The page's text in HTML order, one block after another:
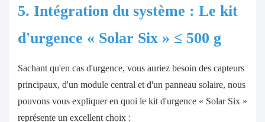
5. Intégration du système : Le kit
d'urgence « Solar Six » ≤ 500 g
Sachant qu'en cas d'urgence, vous auriez besoin des capteurs
principaux, d'un module central et d'un panneau solaire, nous
pouvons vous expliquer en quoi le kit d'urgence « Solar Six »
représente un excellent choix :